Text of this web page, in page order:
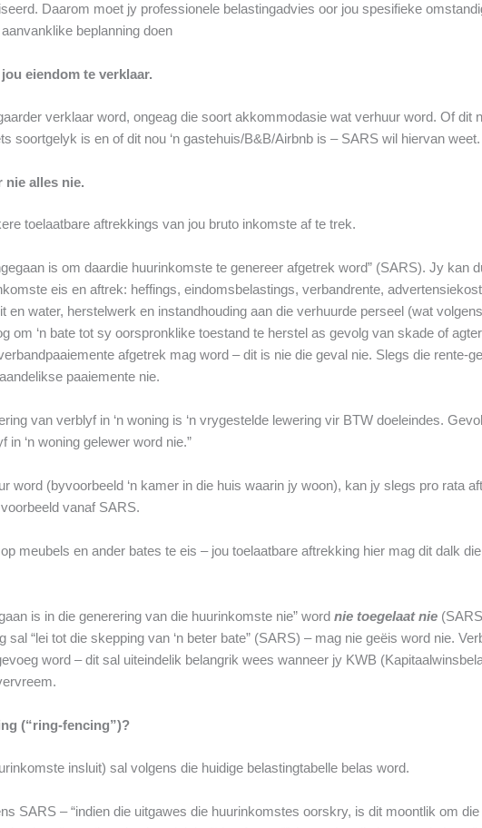
Daarom moet jy professionele belastingadvies oor jou spesifieke
beplanning doen
eiendom te verklaar.
verklaar word, ongeag die soort akkommodasie wat verhuur word. Of dit
soortgelyk is en of dit nou ‘n gastehuis/B&B/Airbnb is – SARS wil hiervan weet.
nie alles nie.
toelaatbare aftrekkings van jou bruto inkomste af te trek.
is om daardie huurinkomste te genereer afgetrek word” (SARS). Jy kan
eis en aftrek: heffings, eindomsbelastings, verbandrente,
en water, herstelwerk en instandhouding aan die verhuurde perseel (wat
om ‘n bate tot sy oorspronklike toestand te herstel as gevolg van skade of
afgetrek mag word – dit is nie die geval nie. Slegs die rente-
paaiemente nie.
van verblyf in ‘n woning is ‘n vrygestelde lewering vir BTW doeleindes.
‘n woning gelewer word nie.”
word (byvoorbeeld ‘n kamer in die huis waarin jy woon), kan jy slegs pro rata
vanaf SARS.
meubels en ander bates te eis – jou toelaatbare aftrekking hier mag dit dalk
is in die generering van die huurinkomste nie” wordnie toegelaat nie
“lei tot die skepping van ‘n beter bate” (SARS) – mag nie geëis word nie.
word – dit sal uiteindelik belangrik wees wanneer jy KWB
(“ring-fencing”)?
insluit) sal volgens die huidige belastingtabelle belas word.
SARS – “indien die uitgawes die huurinkomstes oorskry, is dit moontlik om